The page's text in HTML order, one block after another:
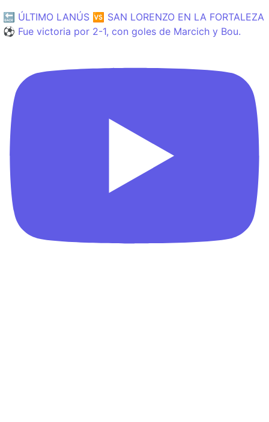
🔙 ÚLTIMO LANÚS 🆚 SAN LORENZO EN LA FORTALEZA
⚽️ Fue victoria por 2-1, con goles de Marcich y Bou.